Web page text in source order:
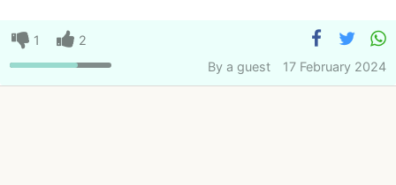
1
2
By a guest 17 February 2024